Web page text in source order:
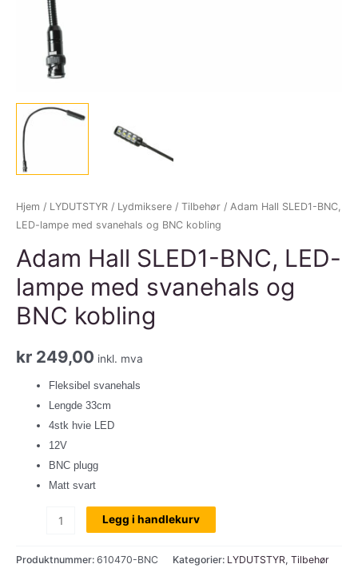
Hjem / LYDUTSTYR / Lydmiksere / Tilbehør / Adam Hall SLED1-BNC,
LED-lampe med svanehals og BNC kobling
Adam Hall SLED1-BNC, LED-
lampe med svanehals og
BNC kobling
kr 249,00 inkl. mva
Fleksibel svanehals
Lengde 33cm
4stk hvie LED
12V
BNC plugg
Matt svart
SLED1-
Legg i handlekurv
Produktnummer: 610470-BNC Kategorier: LYDUTSTYR, Tilbehør